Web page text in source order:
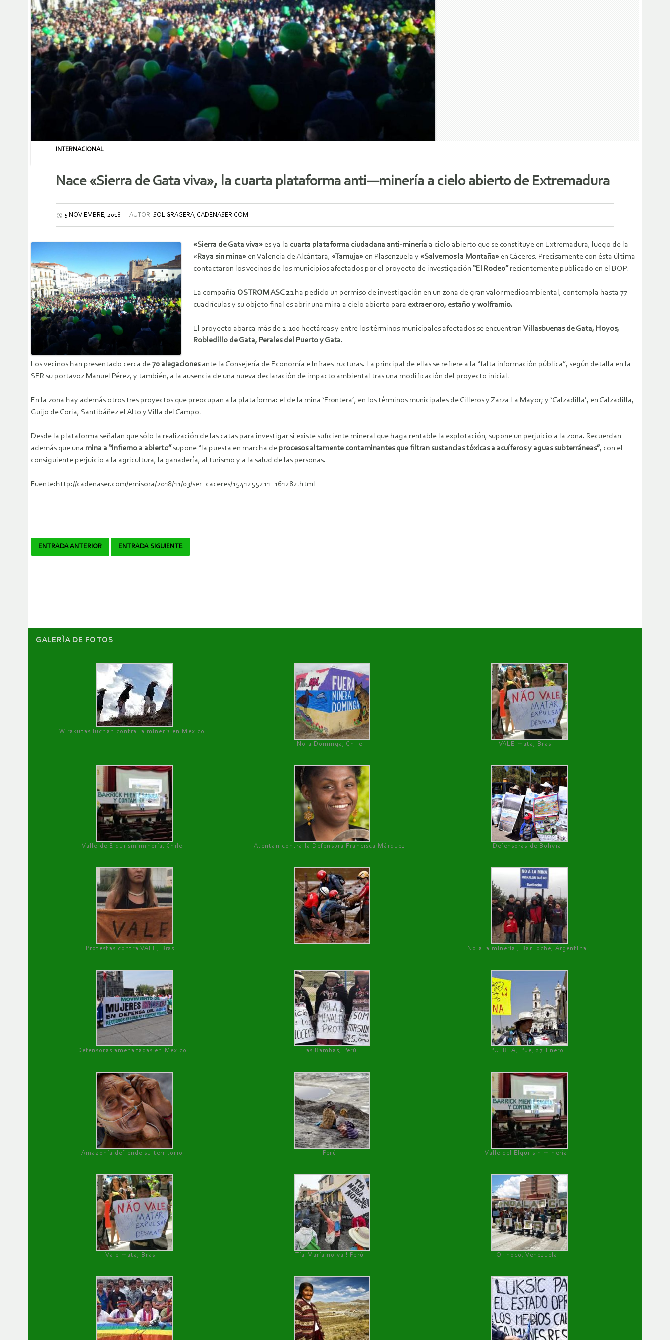
INTERNACIONAL
Nace «Sierra de Gata viva», la cuarta plataforma anti—minería a cielo abierto de Extremadura
5 NOVIEMBRE, 2018 AUTOR: SOL GRAGERA, CADENASER.COM
«Sierra de Gata viva» es ya la cuarta plataforma ciudadana anti-minería a cielo abierto que se constituye en Extremadura, luego de la
«Raya sin mina» en Valencia de Alcántara, «Tamuja» en Plasenzuela y «Salvemos la Montaña» en Cáceres. Precisamente con ésta última
contactaron los vecinos de los municipios afectados por el proyecto de investigación “El Rodeo” recientemente publicado en el BOP.
La compañía OSTROM ASC 21ha pedido un permiso de investigación en un zona de gran valor medioambiental, contempla hasta 77
cuadrículas y su objeto final es abrir una mina a cielo abierto para extraer oro, estaño y wolframio.
El proyecto abarca más de 2.100 hectáreas y entre los términos municipales afectados se encuentran Villasbuenas de Gata, Hoyos,
Robledillo de Gata, Perales del Puerto y Gata.
Los vecinos han presentado cerca de70 alegacionesante la Consejería de Economía e Infraestructuras. La principal de ellas se refiere a la “falta información pública”, según detalla en la
SER su portavoz Manuel Pérez, y también, a la ausencia de una nueva declaración de impacto ambiental tras una modificación del proyecto inicial.
En la zona hay además otros tres proyectos que preocupan a la plataforma: el de la mina ‘Frontera’, en los términos municipales de Cilleros y Zarza La Mayor; y ‘Calzadilla’, en Calzadilla,
Guijo de Coria, Santibáñez el Alto y Villa del Campo.
Desde la plataforma señalan que sólo la realización de las catas para investigar si existe suficiente mineral que haga rentable la explotación, supone un perjuicio a la zona. Recuerdan
además que una mina a “infierno a abierto” supone “la puesta en marcha de procesos altamente contaminantes que filtran sustancias tóxicas a acuíferos y aguas subterráneas”, con el
consiguiente perjuicio a la agricultura, la ganadería, al turismo y a la salud de las personas.
Fuente:http://cadenaser.com/emisora/2018/11/03/ser_caceres/1541255211_161282.html
Navegador
ENTRADA ANTERIOR ENTRADA SIGUIENTE
GALERÌA DE FOTOS
Wirakutas luchan contra la minería en México
No a Dominga, Chile
VALE mata, Brasil
Valle de Elqui sin minería. Chile Atentan contra la Defensora Francisca Márquez Defensoras de Bolivia
Protestas contra VALE, Brasil No a la minería , Bariloche, Argentina
Defensoras amenazadas en México Las Bambas, Perú PUEBLA, Pue, 27 Enero
Amazonía defiende su territorio Perú Valle del Elqui sin minería.
Vale mata, Brasil Tía María no va ! Perú Orinoco, Venezuela